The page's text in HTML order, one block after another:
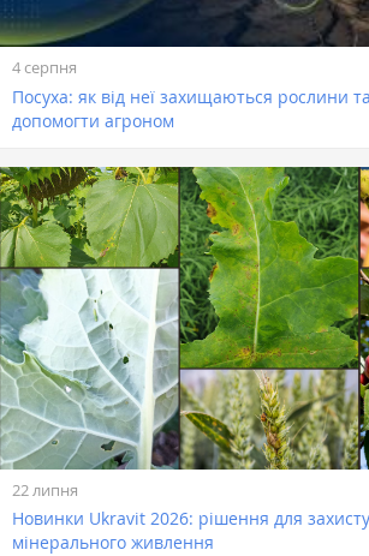
4 серпня
Посуха: як від неї захищаються рослини
допомогти агроном
22 липня
Новинки Ukravit 2026: рішення для захисту
мінерального живлення